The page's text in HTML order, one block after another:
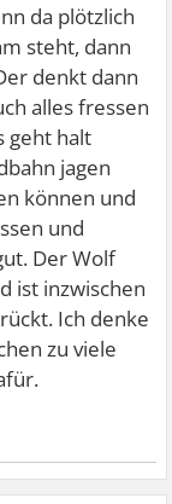
da plötzlich
steht, dann
denkt dann
alles fressen
geht halt
jagen
können und
und
Der Wolf
ist inzwischen
Ich denke
zu viele